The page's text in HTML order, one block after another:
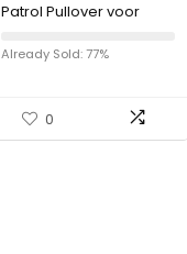
Patrol Pullover voor
kindersweatshirt
bovendeel grijs
Already Sold: 77%
0